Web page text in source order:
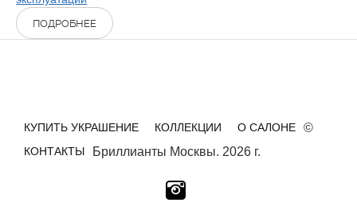
ПОДРОБНЕЕ
КУПИТЬ УКРАШЕНИЕ КОЛЛЕКЦИИ
О САЛОНЕ
КОНТАКТЫ
©
Бриллианты Москвы. 2026 г.